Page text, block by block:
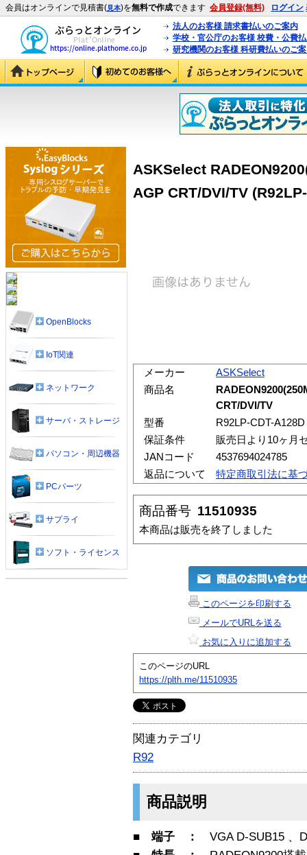
会員はオンラインで見積書(見本)を無料で作成できます 会員登録(無料) ログイン
法人のお客様 請求書払いのご案内
学校・官公庁のお客様 校費・公費
研究機関のお客様 科研費払いのご
ASKSelect
AGP CRT/DVI/TV
メーカー
ASKSelect
商品名
CRT/DVI/TV
型番
R92LP-CDT-A128D
保証条件
販売日より10ヶ月
JANコード
4537694024785
返品について
特定商取引法に基
商品番号 11510935
本商品は販売を終了しました
このページを印刷する
メールでURLを送る
お気に入りに追加する
このページのURL
https://plth.me/11510935
関連カテゴリ
R92
商品説明
■ 端子 ：
VGA D-SUB15 、
OpenBlocks
IoT関連
ネットワーク
サーバ・ストレージ
パソコン・周辺機器
PCパーツ
サプライ
ソフト・ライセンス